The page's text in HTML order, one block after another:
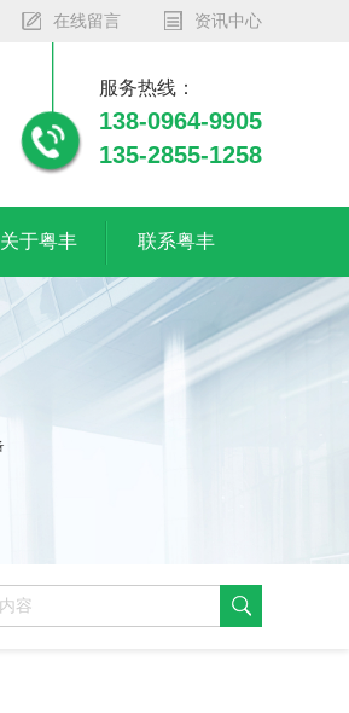
在线留言 资讯中心
服务热线：
138-0964-9905
135-2855-1258
关于粤丰 联系粤丰